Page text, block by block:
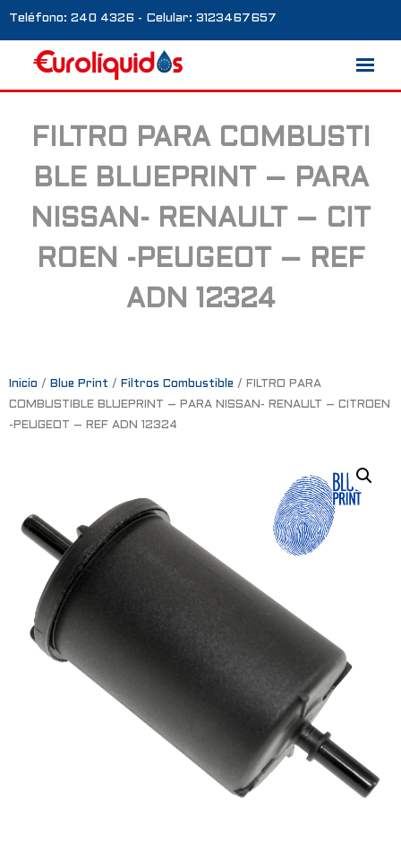
Teléfono: 240 4326 - Celular: 3123467657
Marcas
Nosotros
Blog
Galería
FILTRO PARA COMBUSTI
BLE BLUEPRINT – PARA
NISSAN- RENAULT – CIT
ROEN -PEUGEOT – REF
ADN 12324
Inicio / Blue Print / Filtros Combustible / FILTRO PARA
COMBUSTIBLE BLUEPRINT – PARA NISSAN- RENAULT – CITROEN
-PEUGEOT – REF ADN 12324